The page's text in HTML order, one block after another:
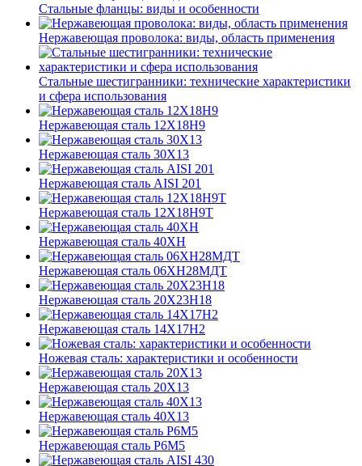
Стальные фланцы: виды и особенности
Нержавеющая проволока: виды, область применения
Стальные шестигранники: технические характеристики
и сфера использования
Нержавеющая сталь 12Х18Н9
Нержавеющая сталь 30Х13
Нержавеющая сталь AISI 201
Нержавеющая сталь 12Х18Н9Т
Нержавеющая сталь 40XН
Нержавеющая сталь 06ХН28МДТ
Нержавеющая сталь 20Х23Н18
Нержавеющая сталь 14Х17Н2
Ножевая сталь: характеристики и особенности
Нержавеющая сталь 20X13
Нержавеющая сталь 40X13
Нержавеющая сталь Р6М5